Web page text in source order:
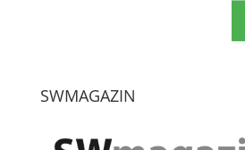
SWMAGAZIN